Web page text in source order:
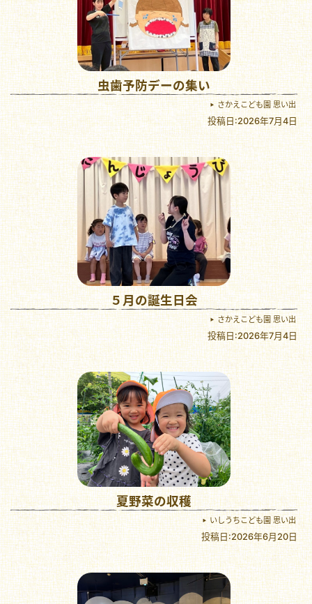
虫歯予防デーの集い
さかえこども園 思い出
投稿日:2026年7月4日
５月の誕生日会
さかえこども園 思い出
投稿日:2026年7月4日
夏野菜の収穫
いしうちこども園 思い出
投稿日:2026年6月20日